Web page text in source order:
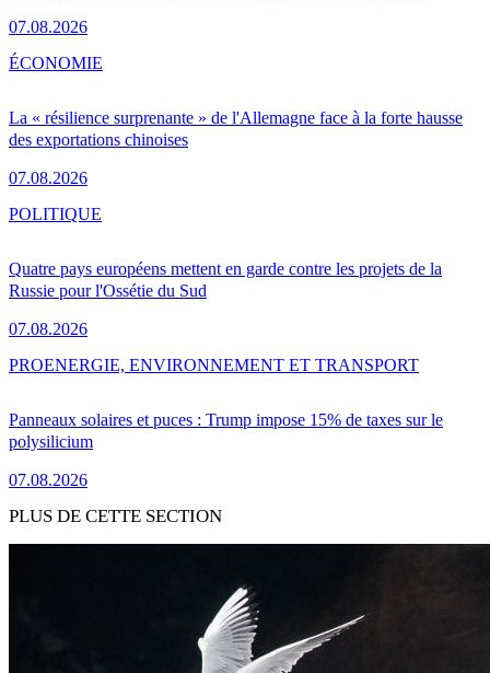
07.08.2026
La « résilience surprenante » de l'Allemagne face à la forte hausse
des exportations chinoises
07.08.2026
ÉCONOMIE
Quatre pays européens mettent en garde contre les projets de la
Russie pour l'Ossétie du Sud
07.08.2026
POLITIQUE
Panneaux solaires et puces : Trump impose 15% de taxes sur le
polysilicium
07.08.2026
PROENERGIE, ENVIRONNEMENT ET TRANSPORT
PLUS DE CETTE SECTION